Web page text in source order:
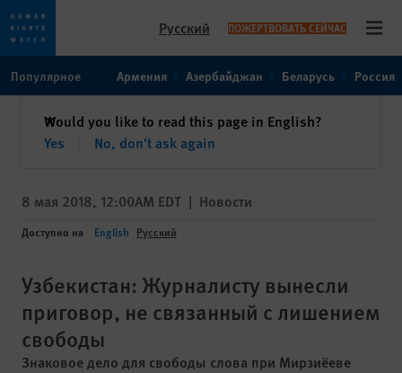
toto
content
Русский ПОЖЕРТВОВАТЬ СЕЙЧАС
Популярное Армения Азербайджан Беларусь Россия
Would you like to read this page in English?
Yes
No, don't ask again
✕закрыть
8 мая 2018, 12:00AM EDT | Новости
Доступно на English Русский
Узбекистан: Журналисту вынесли
приговор, не связанный с лишением
свободы
Знаковое дело для свободы слова при Мирзиёеве